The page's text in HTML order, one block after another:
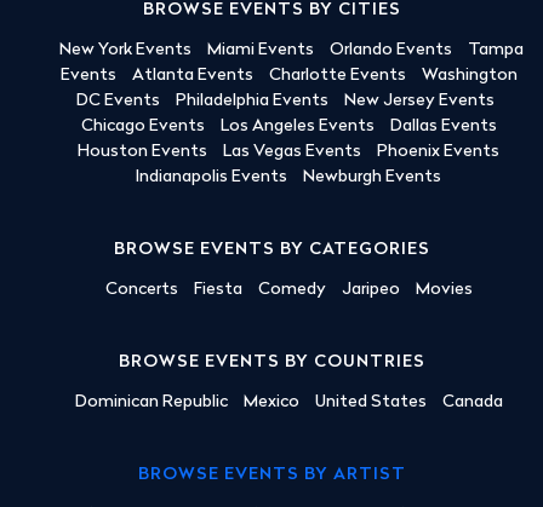
BROWSE EVENTS BY CITIES
New York Events Miami Events Orlando Events
Tampa
Events
Atlanta Events Charlotte Events
Washington
DC Events
Philadelphia Events
New Jersey Events
Chicago Events
Los Angeles Events
Dallas Events
Houston Events
Las Vegas Events
Phoenix Events
Indianapolis Events
Newburgh Events
BROWSE EVENTS BY CATEGORIES
Concerts Fiesta Comedy Jaripeo Movies
BROWSE EVENTS BY COUNTRIES
Dominican Republic Mexico United States Canada
BROWSE EVENTS BY ARTIST